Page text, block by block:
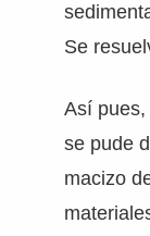
Se
Así
se pude
macizo